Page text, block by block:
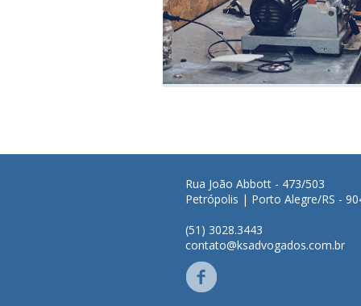
Rua João Abbott - 473/503
Petrópolis | Porto Alegre/RS -
(51) 3028.3443
contato@ksadvogados.com.br